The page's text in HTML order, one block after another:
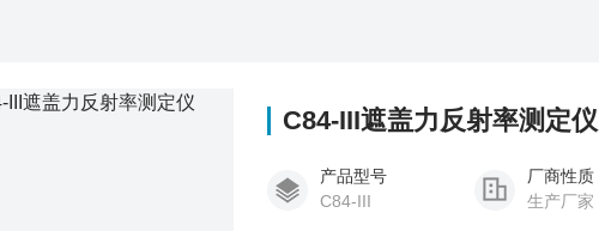
C84-III遮盖力反射率测定仪
产品型号
C84-III
厂商性质
生产厂家